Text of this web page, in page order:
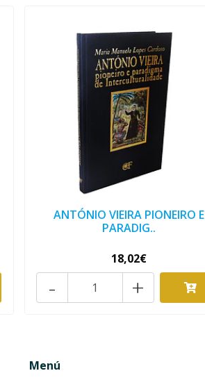
ANTÓNIO VIEIRA PIONEIRO E
PARADIG..
18,02€
+
-
Menú